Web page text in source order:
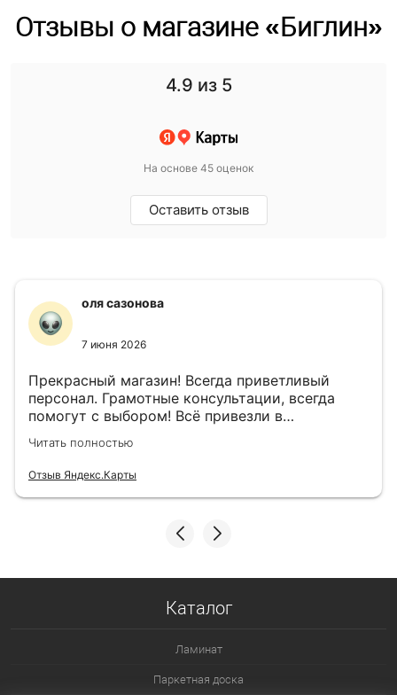
Отзывы о магазине «Биглин»
4.9 из 5
На основе 45 оценок
Оставить отзыв
оля сазонова
7 июня 2026
Прекрасный магазин! Всегда приветливый
персонал. Грамотные консультации, всегда
помогут с выбором! Всё привезли в
назначенный день!
Читать полностью
Отзыв Яндекс.Карты
Каталог
Ламинат
Паркетная доска